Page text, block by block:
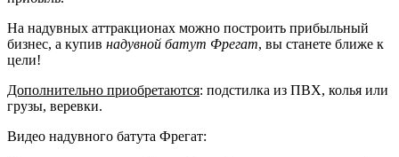
На надувных аттракционах можно построить прибыльный
бизнес, а купив надувной батут Фрегат, вы станете ближе к
цели!
Дополнительно приобретаются: подстилка из ПВХ, колья или
грузы, веревки.
Видео надувного батута Фрегат: